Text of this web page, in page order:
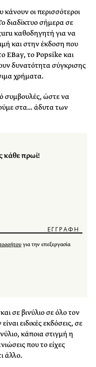
κάνουν οι περισσότεροι
διαδίκτυο σήμερα σε
καθοδηγητή για να
και στην έκδοση που
EBay, το Popsike και
δυνατότητα σύγκρισης
χρήματα.
συμβουλές, ώστε να
στα… άδυτα των
κάθε πρωί!
για την επεξεργασία
σε βινύλιο σε όλο τον
ειδικές εκδόσεις, σε
κάποια στιγμή η
που το είχες
άλλο.